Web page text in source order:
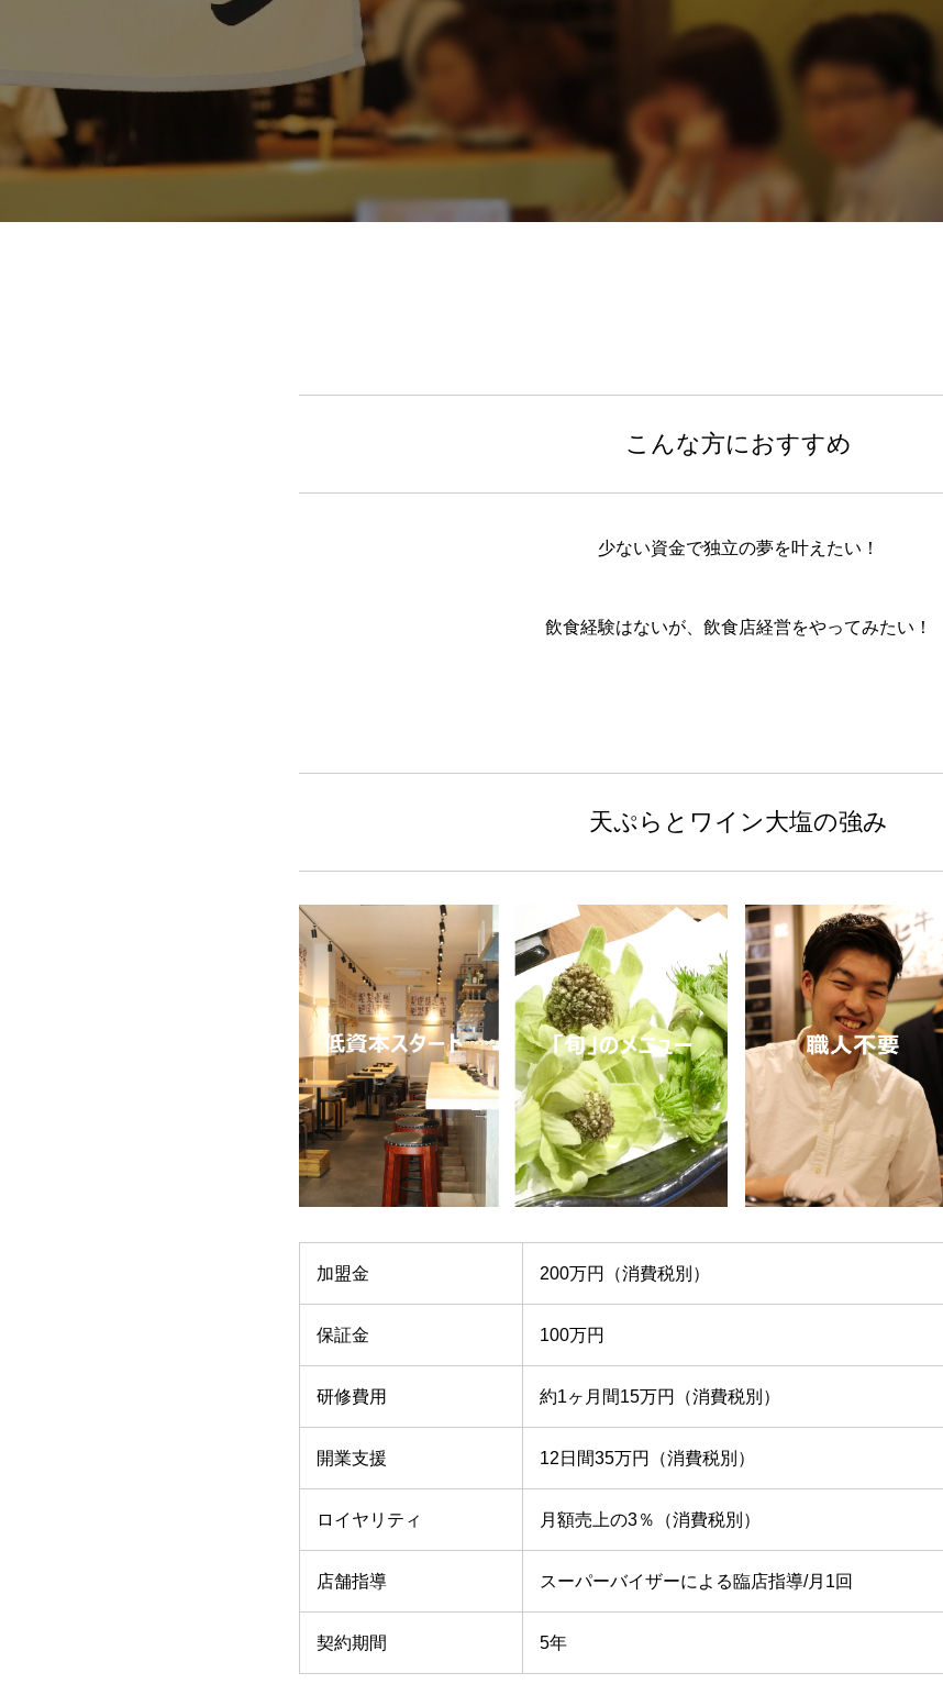
こんな方におすすめ
少ない資金で独立の夢を叶えたい！
飲食経験はないが、飲食店経営をやってみたい！
天ぷらとワイン大塩の強み
加盟金 200万円（消費税別）
保証金 100万円
研修費用 約1ヶ月間15万円（消費税別）
開業支援 12日間35万円（消費税別）
ロイヤリティ 月額売上の3％（消費税別）
店舗指導 スーパーバイザーによる臨店指導/月1回
契約期間 5年